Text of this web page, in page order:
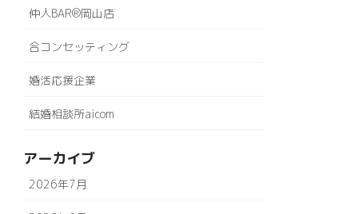
仲人BAR®岡山店
合コンセッティング
婚活応援企業
結婚相談所aicom
アーカイブ
2026年7月